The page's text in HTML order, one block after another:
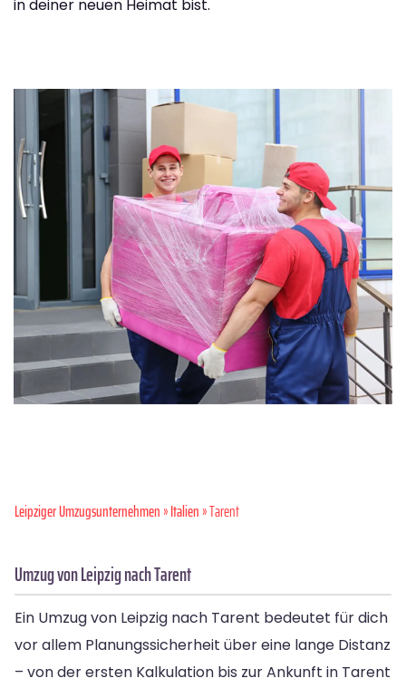
in deiner neuen Heimat bist.
Leipziger Umzugsunternehmen»Italien» Tarent
Umzug von Leipzig nach Tarent
Ein Umzug von Leipzig nach Tarent bedeutet für dich
vor allem Planungssicherheit über eine lange Distanz
– von der ersten Kalkulation bis zur Ankunft in Tarent